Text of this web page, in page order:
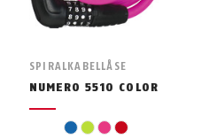
SPIRALKABELLÅSE
NUMERO 5510 COLOR
blålysegrøn
pink
rød